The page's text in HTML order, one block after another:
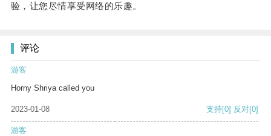
验，让您尽情享受网络的乐趣。
评论
游客
Horny Shriya called you
2023-01-08 支持[0] 反对[0]
游客